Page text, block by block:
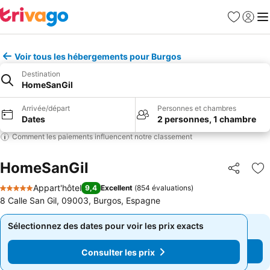
Favoris
Se
Voir tous les hébergements pour Burgos
Destination
HomeSanGil
Arrivée/départ
Dates
Personnes et chambres
2 personnes, 1 chambre
Comment les paiements influencent notre classement
HomeSanGil Partager
5 Étoiles
Appart'hôtel 9,4 Excellent (854 évaluations)
8 Calle San Gil, 09003, Burgos, Espagne
Sélectionnez des dates pour voir les prix exacts
Consulter les prix
Sélectionnez des dates pour voir les prix exacts
Consulter les prix